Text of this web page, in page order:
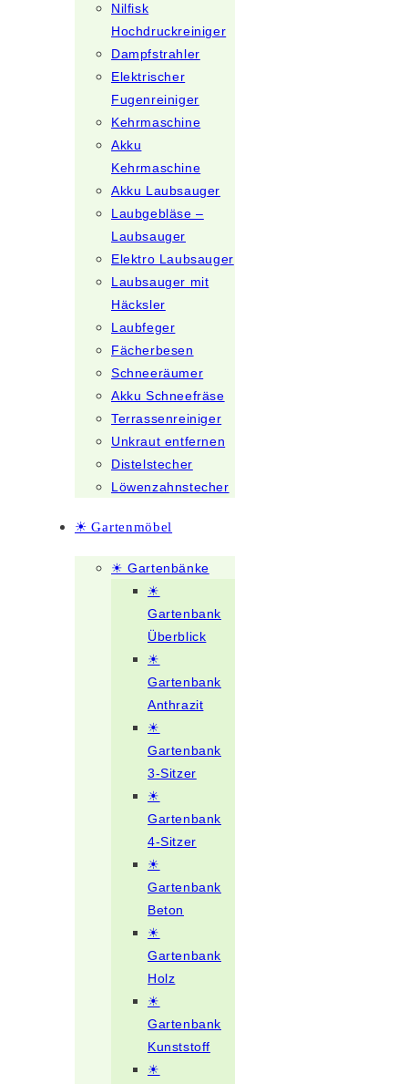
Nilfisk
Hochdruckreiniger
Dampfstrahler
Elektrischer
Fugenreiniger
Kehrmaschine
Akku
Kehrmaschine
Akku Laubsauger
Laubgebläse –
Laubsauger
Elektro Laubsauger
Laubsauger mit
Häcksler
Laubfeger
Fächerbesen
Schneeräumer
Akku Schneefräse
Terrassenreiniger
Unkraut entfernen
Distelstecher
Löwenzahnstecher
☀ Gartenmöbel
☀ Gartenbänke
☀
Gartenbank
Überblick
☀
Gartenbank
Anthrazit
☀
Gartenbank
3-Sitzer
☀
Gartenbank
4-Sitzer
☀
Gartenbank
Beton
☀
Gartenbank
Holz
☀
Gartenbank
Kunststoff
☀